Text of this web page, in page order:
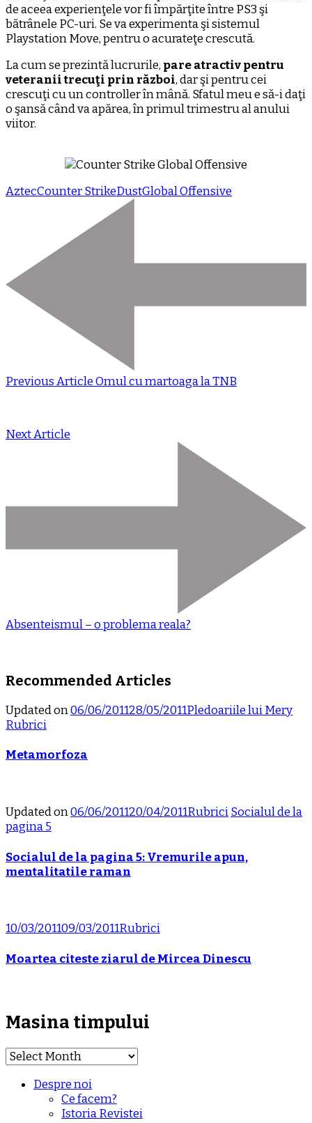
de aceea experienţele vor fi împărţite între PS3 şi
bătrânele PC-uri. Se va experimenta şi sistemul
Playstation Move, pentru o acurateţe crescută.
La cum se prezintă lucrurile, pare atractiv pentru
veteranii trecuţi prin război, dar şi pentru cei
crescuţi cu un controller în mână. Sfatul meu e să-i daţi
o şansă când va apărea, în primul trimestru al anului
viitor.
AztecCounter StrikeDustGlobal Offensive
Previous ArticleOmul cu martoaga la TNB
Next Article
Absenteismul – o problema reala?
Recommended Articles
Updated on06/06/201128/05/2011Pledoariile lui Mery
Rubrici
Metamorfoza
Updated on06/06/201120/04/2011RubriciSocialul de la
pagina 5
Socialul de la pagina 5: Vremurile apun,
mentalitatile raman
10/03/201109/03/2011Rubrici
Moartea citeste ziarul de Mircea Dinescu
Masina timpului
Masina
timpului
Despre noi
Ce facem?
Istoria Revistei